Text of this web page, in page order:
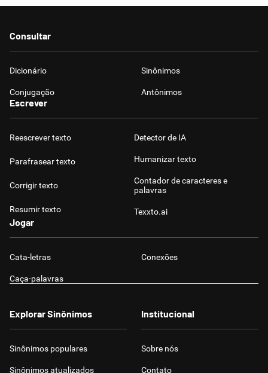
Consultar
Dicionário Sinônimos
Conjugação Antônimos
Escrever
Reescrever texto
Parafrasear texto
Corrigir texto
Resumir texto
Detector de IA
Humanizar texto
Contador de caracteres e
palavras
Texxto.ai
Jogar
Cata-letras Conexões
Caça-palavras
Explorar Sinônimos
Sinônimos populares
Sinônimos atualizados
Institucional
Sobre nós
Contato